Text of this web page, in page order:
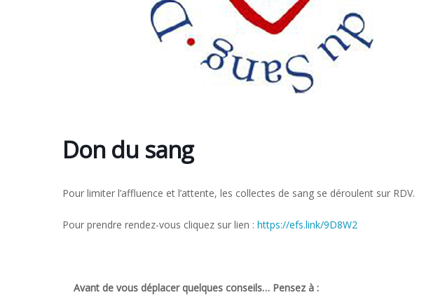
Don du sang
Pour limiter l’affluence et l’attente, les collectes de sang se déroulent sur RDV.
Pour prendre rendez-vous cliquez sur lien : https://efs.link/9D8W2
Avant de vous déplacer quelques conseils… Pensez à :